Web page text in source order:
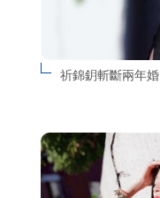
祈錦鈅斬斷兩年